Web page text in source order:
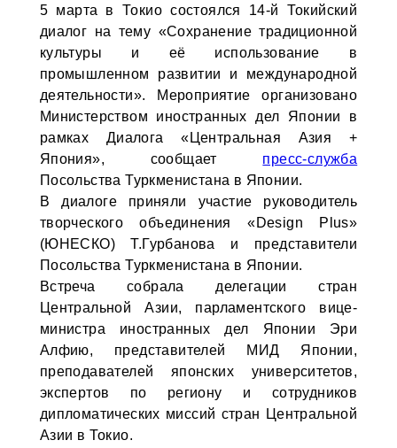
5 марта в Токио состоялся 14-й Токийский
диалог на тему «Сохранение традиционной
культуры и её использование в
промышленном развитии и международной
деятельности». Мероприятие организовано
Министерством иностранных дел Японии в
рамках Диалога «Центральная Азия +
Япония», сообщает пресс-служба
Посольства Туркменистана в Японии.
В диалоге приняли участие руководитель
творческого объединения «Design Plus»
(ЮНЕСКО) Т.Гурбанова и представители
Посольства Туркменистана в Японии.
Встреча собрала делегации стран
Центральной Азии, парламентского вице-
министра иностранных дел Японии Эри
Алфию, представителей МИД Японии,
преподавателей японских университетов,
экспертов по региону и сотрудников
дипломатических миссий стран Центральной
Азии в Токио.